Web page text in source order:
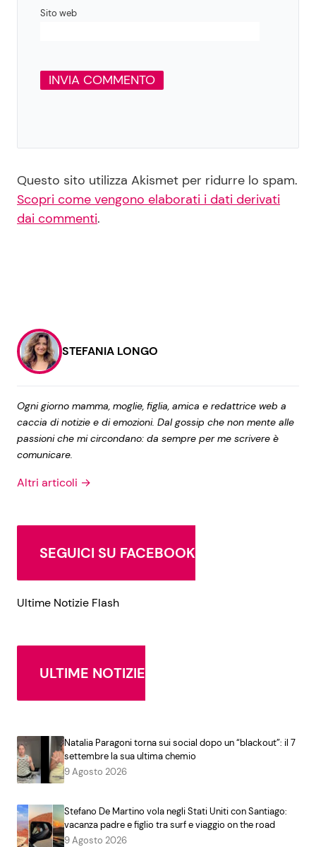
Sito web
Questo sito utilizza Akismet per ridurre lo spam.
Scopri come vengono elaborati i dati derivati
dai commenti.
STEFANIA LONGO
Ogni giorno mamma, moglie, figlia, amica e redattrice web a
caccia di notizie e di emozioni. Dal gossip che non mente alle
passioni che mi circondano: da sempre per me scrivere è
comunicare.
Altri articoli →
SEGUICI SU FACEBOOK
Ultime Notizie Flash
ULTIME NOTIZIE
Natalia Paragoni torna sui social dopo un “blackout”: il 7
settembre la sua ultima chemio
9 Agosto 2026
Stefano De Martino vola negli Stati Uniti con Santiago:
vacanza padre e figlio tra surf e viaggio on the road
9 Agosto 2026